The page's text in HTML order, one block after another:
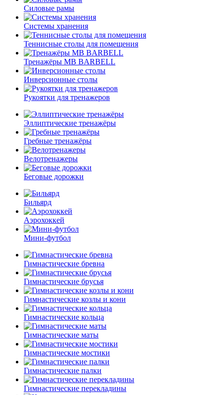
Силовые рамы
Системы хранения
Теннисные столы для помещения
Тренажёры MB BARBELL
Инверсионные столы
Рукоятки для тренажеров
Эллиптические тренажёры
Гребные тренажёры
Велотренажеры
Беговые дорожки
Бильярд
Аэрохоккей
Мини-футбол
Гимнастические бревна
Гимнастические брусья
Гимнастические козлы и кони
Гимнастические кольца
Гимнастические маты
Гимнастические мостики
Гимнастические палки
Гимнастические перекладины